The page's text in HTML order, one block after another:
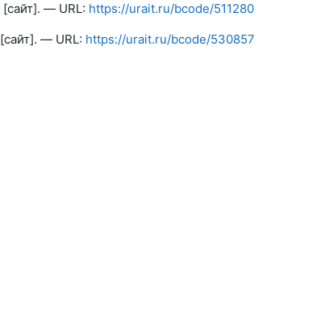
— URL: https://urait.ru/bcode/511280
— URL: https://urait.ru/bcode/530857